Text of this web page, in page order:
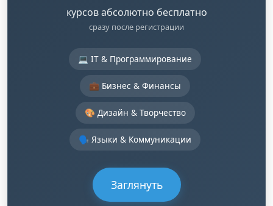
курсов абсолютно бесплатно
сразу после регистрации
💻 IT & Программирование
💼 Бизнес & Финансы
🎨 Дизайн & Творчество
🗣️ Языки & Коммуникации
Заглянуть